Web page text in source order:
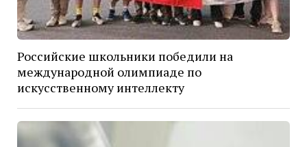
Российские школьники победили на
международной олимпиаде по
искусственному интеллекту